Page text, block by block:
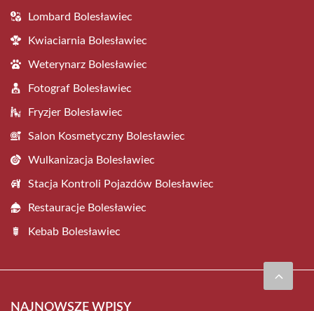
Lombard Bolesławiec
Kwiaciarnia Bolesławiec
Weterynarz Bolesławiec
Fotograf Bolesławiec
Fryzjer Bolesławiec
Salon Kosmetyczny Bolesławiec
Wulkanizacja Bolesławiec
Stacja Kontroli Pojazdów Bolesławiec
Restauracje Bolesławiec
Kebab Bolesławiec
NAJNOWSZE WPISY